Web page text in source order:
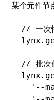
某个元件节
// 一次
lynx
// 批次
lynx
'--